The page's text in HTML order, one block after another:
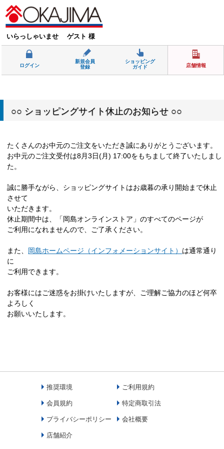
いらっしゃいませ ゲスト 様
ログイン
新規会員
登録
ショッピング
ガイド
店舗情報
○○ ショッピングサイト休止のお知らせ ○○
たくさんのお中元のご注文をいただき誠にありがとうございます。
お中元のご注文受付は8月3日(月) 17:00をもちまして終了いたしまし
た。
誠に勝手ながら、ショッピングサイトはお歳暮の承り開始まで休止
させて
いただきます。
休止期間中は、「岡島オンラインストア」のすべてのページが
ご利用になれませんので、ご了承ください。
また、 岡島ホームページ（インフォメーションサイト） は通常通り
に
ご利用できます。
お客様にはご迷惑をお掛けいたしますが、ご理解ご協力のほど何卒
よろしく
お願いいたします。
推奨環境 ご利用規約
会員規約 特定商取引法
プライバシーポリシー 会社概要
店舗紹介